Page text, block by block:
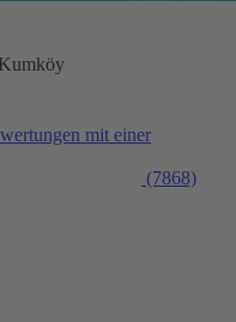
mit einer
(7868)